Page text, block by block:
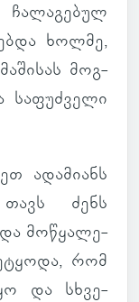
ჩა­ლა­გე­ბულ
ხოლმე,
მოგ­
სა­ფუძ­ველი
ადა­მი­ანს
ძენს
და მო­წყა­ლე­
რომ
და სხვე­